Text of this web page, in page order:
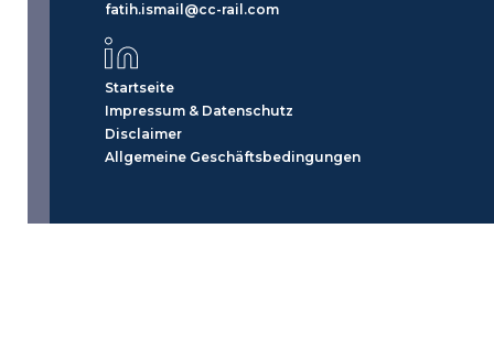
fatih.ismail@cc-rail.com
Startseite
Impressum & Datenschutz
Disclaimer
Allgemeine Geschäftsbedingungen